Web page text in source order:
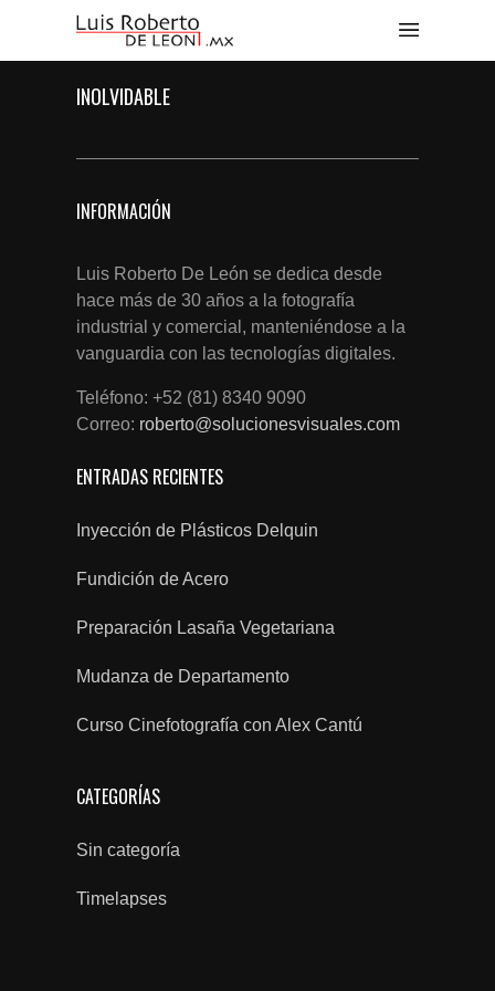
INOLVIDABLE
INFORMACIÓN
Luis Roberto De León se dedica desde
hace más de 30 años a la fotografía
industrial y comercial, manteniéndose a la
vanguardia con las tecnologías digitales.
Teléfono: +52 (81) 8340 9090
Correo: roberto@solucionesvisuales.com
ENTRADAS RECIENTES
Inyección de Plásticos Delquin
Fundición de Acero
Preparación Lasaña Vegetariana
Mudanza de Departamento
Curso Cinefotografía con Alex Cantú
CATEGORÍAS
Sin categoría
Timelapses